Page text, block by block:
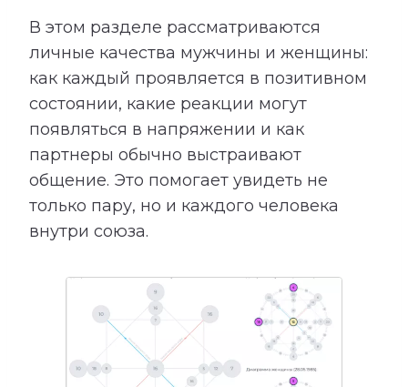
В этом разделе рассматриваются
личные качества мужчины и женщины:
как каждый проявляется в позитивном
состоянии, какие реакции могут
появляться в напряжении и как
партнеры обычно выстраивают
общение. Это помогает увидеть не
только пару, но и каждого человека
внутри союза.